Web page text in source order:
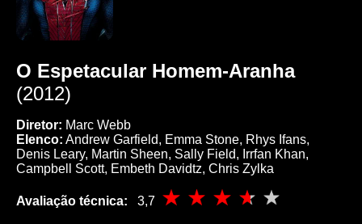
O Espetacular Homem-Aranha
(2012)
Diretor: Marc Webb
Elenco: Andrew Garfield, Emma Stone, Rhys Ifans,
Denis Leary, Martin Sheen, Sally Field, Irrfan Khan,
Campbell Scott, Embeth Davidtz, Chris Zylka
Avaliação técnica: 3,7